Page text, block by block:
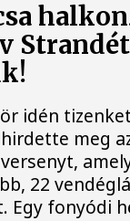
idén
meg
22
Egy fonyódi